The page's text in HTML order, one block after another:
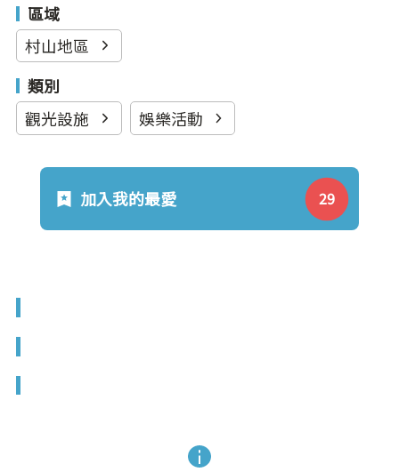
區域
村山地區
類別
觀光設施
娛樂活動
加入我的最愛